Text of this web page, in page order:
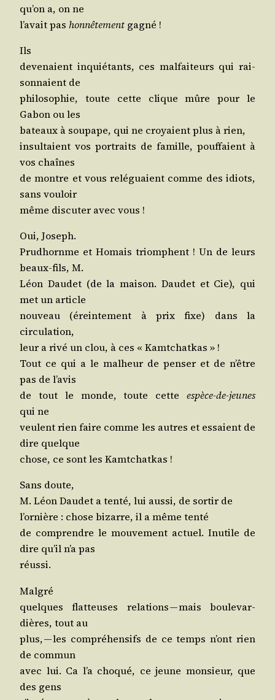
qu’on a, on ne
l’avait pas hon­nê­te­ment gagné !
Ils
deve­naient inquié­tants, ces mal­fai­teurs qui rai­
son­naient de
phi­lo­so­phie, toute cette clique mûre pour le
Gabon ou les
bateaux à sou­pape, qui ne croyaient plus à rien,
insul­taient vos por­traits de famille, pouf­faient à
vos chaînes
de montre et vous relé­guaient comme des idiots,
sans vouloir
même dis­cu­ter avec vous !
Oui, Joseph.
Prud­hornme et Homais triomphent ! Un de leurs
beaux-fils, M.
Léon Dau­det (de la mai­son. Dau­det et Cie), qui
met un article
nou­veau (érein­te­ment à prix fixe) dans la
circulation,
leur a rivé un clou, à ces « Kamtchatkas » !
Tout ce qui a le mal­heur de pen­ser et de n’être
pas de l’avis
de tout le monde, toute cette espèce-de-jeunes
qui ne
veulent rien faire comme les autres et essaient de
dire quelque
chose, ce sont les Kamtchatkas !
Sans doute,
M. Léon Dau­det a ten­té, lui aus­si, de sor­tir de
l’ornière : chose bizarre, il a même tenté
de com­prendre le mou­ve­ment actuel. Inutile de
dire qu’il n’a pas
réussi.
Malgré
quelques flat­teuses rela­tions — mais bou­le­var­
dières, tout au
plus, — les com­pré­hen­sifs de ce temps n’ont rien
de commun
avec lui. Ca l’a cho­qué, ce jeune mon­sieur, que
des gens